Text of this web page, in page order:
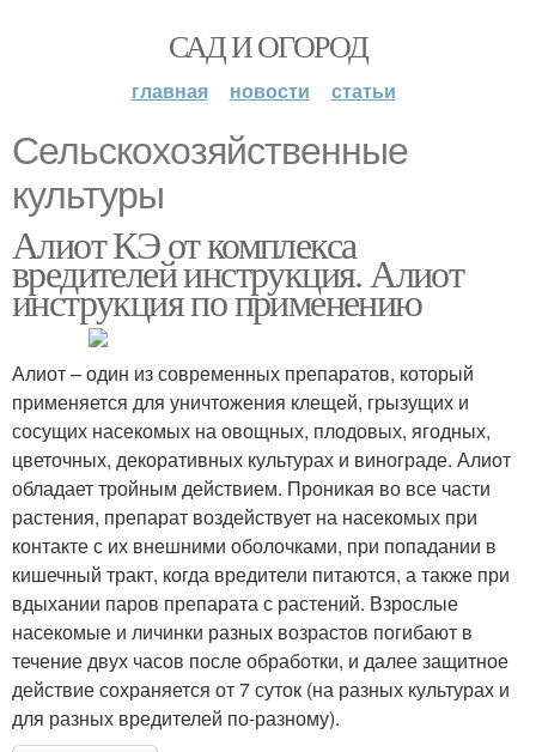
САД И ОГОРОД
главная новости статьи
Сельскохозяйственные
культуры
Алиот КЭ от комплекса
вредителей инструкция. Алиот
инструкция по применению
Алиот – один из современных препаратов, который
применяется для уничтожения клещей, грызущих и
сосущих насекомых на овощных, плодовых, ягодных,
цветочных, декоративных культурах и винограде. Алиот
обладает тройным действием. Проникая во все части
растения, препарат воздействует на насекомых при
контакте с их внешними оболочками, при попадании в
кишечный тракт, когда вредители питаются, а также при
вдыхании паров препарата с растений. Взрослые
насекомые и личинки разных возрастов погибают в
течение двух часов после обработки, и далее защитное
действие сохраняется от 7 суток (на разных культурах и
для разных вредителей по-разному).